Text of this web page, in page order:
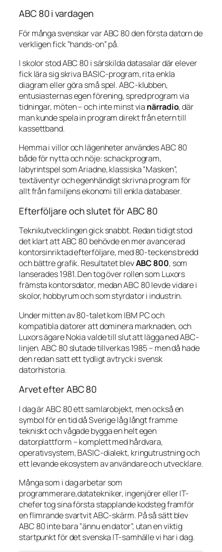
ABC 80 i vardagen
För många svenskar var ABC 80 den första datorn de
verkligen fick ”hands-on” på.
I skolor stod ABC 80 i särskilda datasalar där elever
fick lära sig skriva BASIC-program, rita enkla
diagram eller göra små spel. ABC-klubben,
entusiasternas egen förening, spred program via
tidningar, möten – och inte minst via närradio, där
man kunde spela in program direkt från etern till
kassettband.
Hemma i villor och lägenheter användes ABC 80
både för nytta och nöje: schackprogram,
labyrintspel somAriadne, klassiska ”Masken”,
textäventyr och egenhändigt skrivna program för
allt från familjens ekonomi till enkla databaser.
Efterföljare och slutet för ABC 80
Teknikutvecklingen gick snabbt. Redan tidigt stod
det klart att ABC 80 behövde en mer avancerad
kontorsinriktad efterföljare, med 80-teckens bredd
och bättre grafik. Resultatet blevABC 800, som
lanserades 1981. Den tog över rollen som Luxors
främsta kontorsdator, medan ABC 80 levde vidare i
skolor, hobbyrum och som styrdator i industrin.
Under mitten av 80-talet kom IBM PC och
kompatibla datorer att dominera marknaden, och
Luxors ägare Nokia valde till slut att lägga ned ABC-
linjen. ABC 80 slutade tillverkas 1985 – men då hade
den redan satt ett tydligt avtryck i svensk
datorhistoria.
Arvet efter ABC 80
I dag är ABC 80 ett samlarobjekt, men också en
symbol för en tid då Sverige låg långt framme
tekniskt och vågade bygga en helt egen
datorplattform – komplett med hårdvara,
operativsystem, BASIC-dialekt, kringutrustning och
ett levande ekosystem av användare och utvecklare.
Många som i dag arbetar som
programmerare,datatekniker, ingenjörer eller IT-
chefer tog sina första stapplande kodsteg framför
en flimrande svartvit ABC-skärm. På så sätt blev
ABC 80 inte bara ”ännu en dator”, utan en viktig
startpunkt för det svenska IT-samhälle vi har i dag.